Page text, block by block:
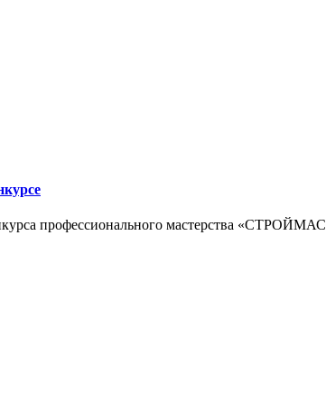
профессионального мастерства